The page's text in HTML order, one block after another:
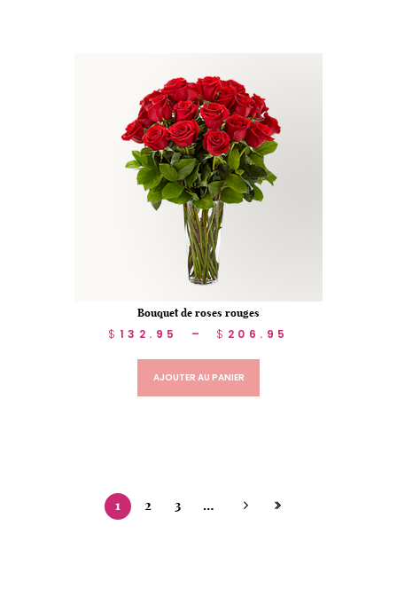
Bouquet de roses rouges
$ 132.95 – $ 206.95
AJOUTER AU PANIER
1 2 3 …